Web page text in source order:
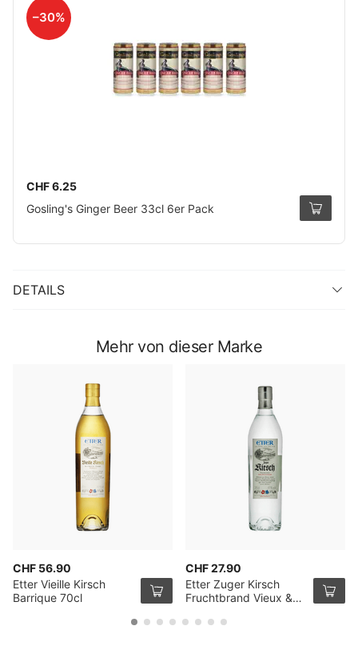
–30%
CHF 6.25
Gosling's Ginger Beer 33cl 6er Pack
DETAILS
Mehr von dieser Marke
CHF 56.90
Etter Vieille Kirsch
Barrique 70cl
CHF 27.90
Etter Zuger Kirsch
Fruchtbrand Vieux &